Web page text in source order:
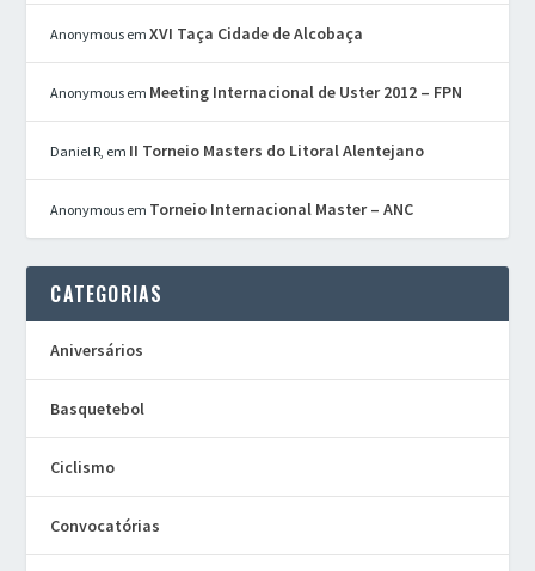
Anonymous emXVI Taça Cidade de Alcobaça
Anonymous em Meeting Internacional de Uster 2012 – FPN
Daniel R, em II Torneio Masters do Litoral Alentejano
Anonymous em Torneio Internacional Master – ANC
CATEGORIAS
Aniversários
Basquetebol
Ciclismo
Convocatórias